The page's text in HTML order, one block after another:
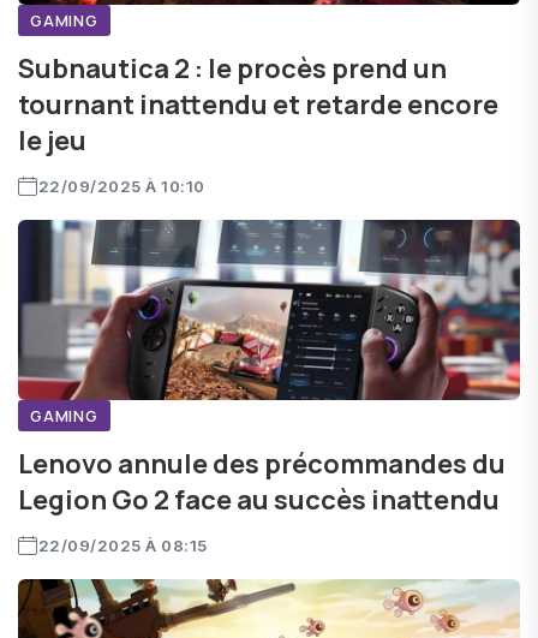
GAMING
Subnautica 2 : le procès prend un
tournant inattendu et retarde encore
le jeu
22/09/2025 À 10:10
GAMING
Lenovo annule des précommandes du
Legion Go 2 face au succès inattendu
22/09/2025 À 08:15